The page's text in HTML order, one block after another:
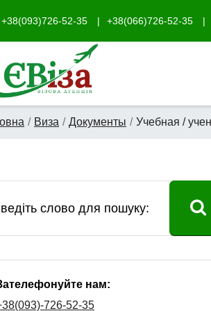
+38(093)726-52-35 +38(066)726-52-35
Виза Документы Учебная /
нам:
726-52-35